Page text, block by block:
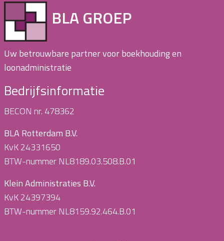
BLA GROEP
Uw betrouwbare partner voor boekhouding en
loonadministratie
Bedrijfsinformatie
BECON nr. 478362
BLA Rotterdam B.V.
KvK 24331650
BTW-nummer NL8189.03.508.B.01
Klein Administraties B.V.
KvK 24397394
BTW-nummer NL8159.92.464.B.01